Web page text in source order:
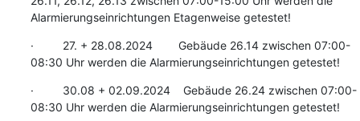
Alarmierungseinrichtungen Etagenweise getestet!
·         27. + 28.08.2024        Gebäude 26.14 zwischen 07:00-
08:30 Uhr werden die Alarmierungseinrichtungen getestet!
·         30.08 + 02.09.2024    Gebäude 26.24 zwischen 07:00-
08:30 Uhr werden die Alarmierungseinrichtungen getestet!